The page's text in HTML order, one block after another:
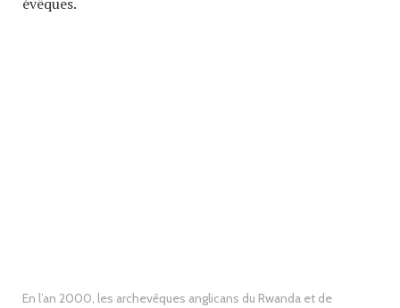
En l’an 2000, les archevêques anglicans du Rwanda et de